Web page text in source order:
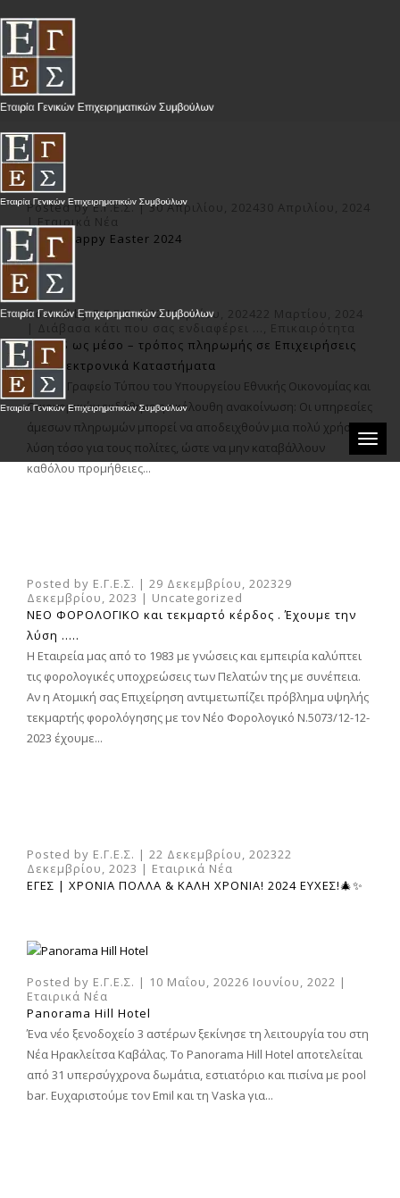
BLOG
Posted byΕ.Γ.Ε.Σ.|30 Απριλίου, 2024 30 Απριλίου, 2024
|Εταιρικά Νέα
????✨ Happy Easter 2024
Posted byΕ.Γ.Ε.Σ.|22 Μαρτίου, 202422 Μαρτίου, 2024
| Διάβασα κάτι που σας ενδιαφέρει ...
Επικαιρότητα
Το IRIS ως μέσο – τρόπος πληρωμής σε Επιχειρήσεις
και Ηλεκτρονικά Καταστήματα
Από το Γραφείο Τύπου του Υπουργείου Εθνικής Οικονομίας και
Οικονομικών εκδόθηκε η ακόλουθη ανακοίνωση: Οι υπηρεσίες
άμεσων πληρωμών μπορεί να αποδειχθούν μια πολύ χρήσιμη
λύση τόσο για τους πολίτες, ώστε να μην καταβάλλουν
καθόλου προμήθειες...
Posted by Ε.Γ.Ε.Σ. | 29 Δεκεμβρίου, 202329
Δεκεμβρίου, 2023 | Uncategorized
ΝΕΟ ΦΟΡΟΛΟΓΙΚΟ και τεκμαρτό κέρδος . Έχουμε την
λύση …..
Η Εταιρεία μας από το 1983 με γνώσεις και εμπειρία καλύπτει
τις φορολογικές υποχρεώσεις των Πελατών της με συνέπεια.
Αν η Ατομική σας Επιχείρηση αντιμετωπίζει πρόβλημα υψηλής
τεκμαρτής φορολόγησης με τον Νέο Φορολογικό Ν.5073/12-12-
2023 έχουμε...
Posted by Ε.Γ.Ε.Σ. | 22 Δεκεμβρίου, 202322
Δεκεμβρίου, 2023 | Εταιρικά Νέα
ΕΓΕΣ | ΧΡΟΝΙΑ ΠΟΛΛΑ & ΚΑΛΗ ΧΡΟΝΙΑ! 2024 ΕΥΧΕΣ!🎄✨
Posted by Ε.Γ.Ε.Σ. | 10 Μαΐου, 20226 Ιουνίου, 2022 |
Εταιρικά Νέα
Panorama Hill Hotel
Ένα νέο ξενοδοχείο 3 αστέρων ξεκίνησε τη λειτουργία του στη
Νέα Ηρακλείτσα Καβάλας. Το Panorama Hill Hotel αποτελείται
από 31 υπερσύγχρονα δωμάτια, εστιατόριο και πισίνα με pool
bar. Ευχαριστούμε τον Emil και τη Vaska για...